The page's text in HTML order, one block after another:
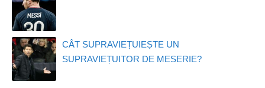
CÂT SUPRAVIEȚUIEȘTE UN
SUPRAVIEȚUITOR DE MESERIE?